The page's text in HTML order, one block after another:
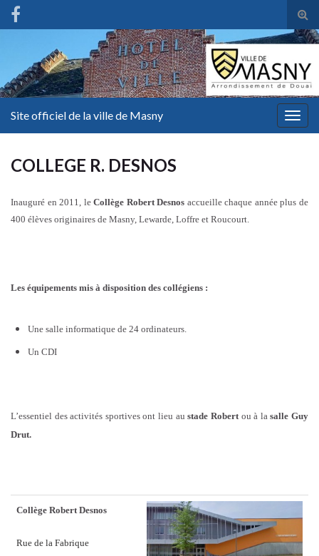
Site officiel de la ville de Masny
COLLEGE R. DESNOS
Inauguré en 2011, leCollège Robert Desnos accueille chaque année plus de
400 élèves originaires de Masny, Lewarde, Loffre et Roucourt.
Les équipements mis à disposition des collégiens :
Une salle informatique de 24 ordinateurs.
Un CDI
L’essentiel des activités sportives ont lieu austade Robertou à lasalle Guy
Drut.
Collège Robert Desnos
Rue de la Fabrique